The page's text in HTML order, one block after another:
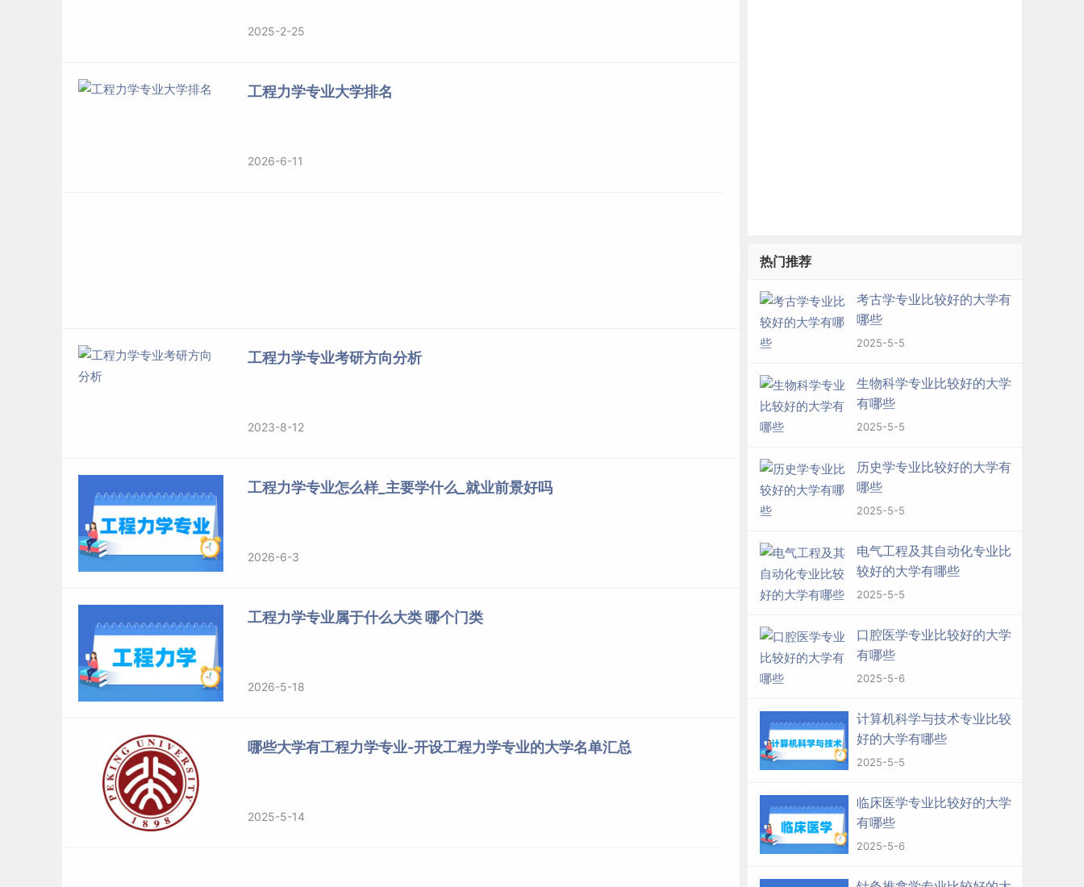
2025-2-25
工程力学专业大学排名
2026-6-11
工程力学专业考研方向分析
2023-8-12
工程力学专业怎么样_主要学什么_就业前景好吗
2026-6-3
工程力学专业属于什么大类 哪个门类
2026-5-18
哪些大学有工程力学专业-开设工程力学专业的大学名单汇总
2025-5-14
热门推荐
考古学专业比较好的大学有
哪些
2025-5-5
生物科学专业比较好的大学
有哪些
2025-5-5
历史学专业比较好的大学有
哪些
2025-5-5
电气工程及其自动化专业比
较好的大学有哪些
2025-5-5
口腔医学专业比较好的大学
有哪些
2025-5-6
计算机科学与技术专业比较
好的大学有哪些
2025-5-5
临床医学专业比较好的大学
有哪些
2025-5-6